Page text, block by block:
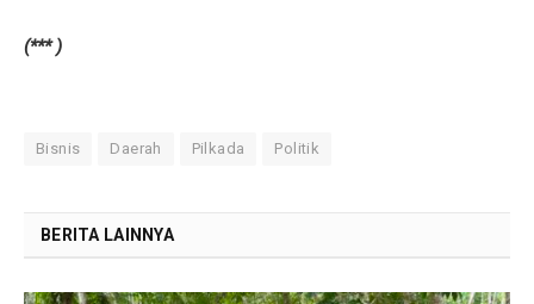
(*** )
Bisnis Daerah Pilkada Politik
BERITA LAINNYA